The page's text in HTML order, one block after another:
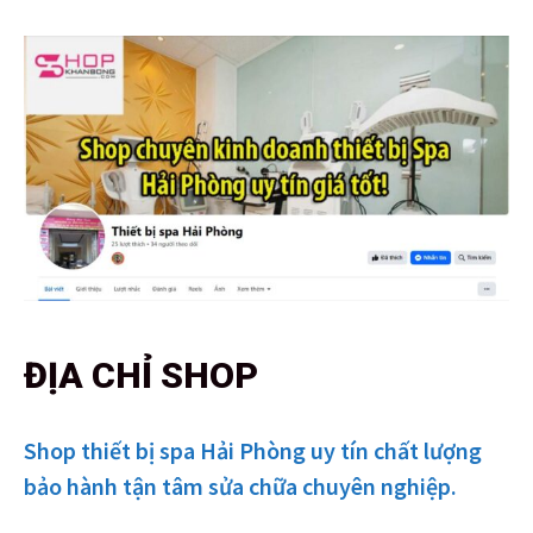
ĐỊA CHỈ SHOP
Shop thiết bị spa Hải Phòng uy tín chất lượng
bảo hành tận tâm sửa chữa chuyên nghiệp.